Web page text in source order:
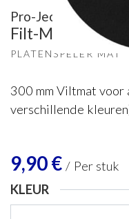
Pro-Ject
Filt-Mat 300mm
PLATENSPELER MAT
300 mm Viltmat voor
verschillende
9,90€ / Per stuk
KLEUR